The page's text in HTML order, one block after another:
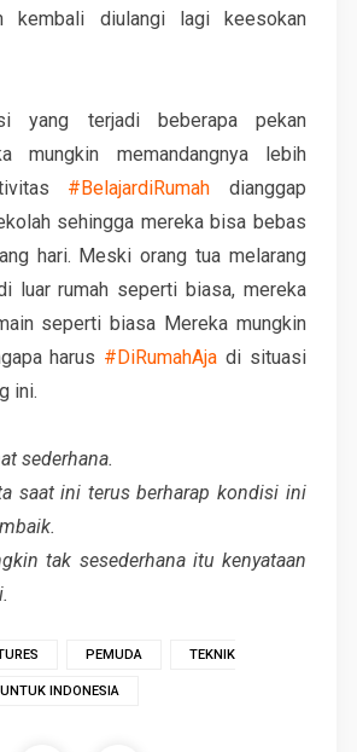
kembali diulangi lagi keesokan
yang terjadi beberapa pekan
mungkin memandangnya lebih
#BelajardiRumah dianggap
sehingga mereka bisa bebas
hari. Meski orang tua melarang
luar rumah seperti biasa, mereka
seperti biasa Mereka mungkin
harus #DiRumahAja di situasi
ini.
sederhana.
saat ini terus berharap kondisi ini
tak sesederhana itu kenyataan
PEMUDA TEKNIK
UNTUK INDONESIA